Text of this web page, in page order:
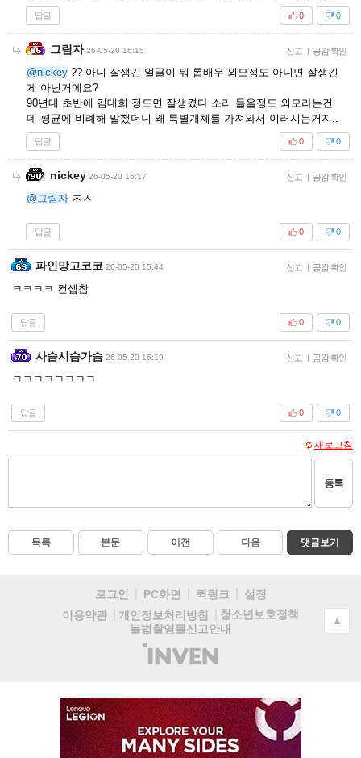
답글 0
0
그림자 26-05-20 16:15 신고 | 공감 확인
@nickey ?? 아니 잘생긴 얼굴이 뭐 톱배우 외모정도 아니면 잘생긴
게 아닌거에요?
90년대 초반에 김대희 정도면 잘생겼다 소리 들을정도 외모라는건
데 평균에 비례해 말했더니 왜 특별개체를 가져와서 이러시는거지..
답글 0
0
nickey 26-05-20 16:17 신고 | 공감 확인
@그림자 ㅈㅅ
답글 0
0
파인망고코코 26-05-20 15:44 신고 | 공감 확인
ㅋㅋㅋㅋ 컨셉참
답글 0
0
사슴시슴가슴 26-05-20 16:19 신고 | 공감 확인
ㅋㅋㅋㅋㅋㅋㅋㅋ
답글 0
0
새로고침
등록
목록 본문 이전 다음 댓글보기
로그인 PC화면 퀵링크
설정
이용약관
개인정보처리방침
청소년보호정책
불법촬영물신고안내
(주)
인
▲